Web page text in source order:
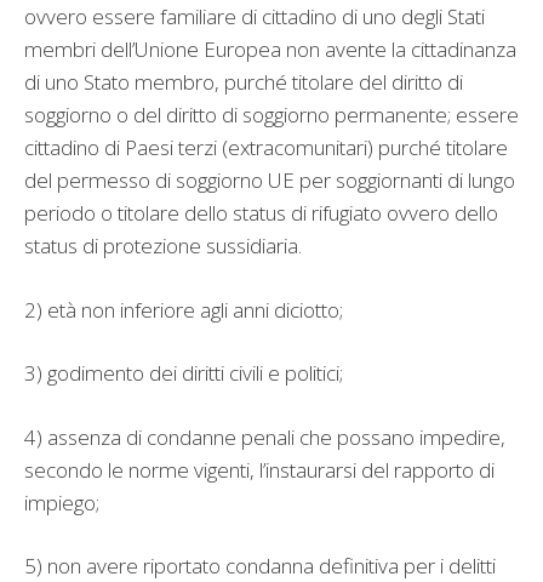
ovvero essere familiare di cittadino di uno degli Stati
membri dell’Unione Europea non avente la cittadinanza
di uno Stato membro, purché titolare del diritto di
soggiorno o del diritto di soggiorno permanente; essere
cittadino di Paesi terzi (extracomunitari) purché titolare
del permesso di soggiorno UE per soggiornanti di lungo
periodo o titolare dello status di rifugiato ovvero dello
status di protezione sussidiaria.
2) età non inferiore agli anni diciotto;
3) godimento dei diritti civili e politici;
4) assenza di condanne penali che possano impedire,
secondo le norme vigenti, l’instaurarsi del rapporto di
impiego;
5) non avere riportato condanna definitiva per i delitti